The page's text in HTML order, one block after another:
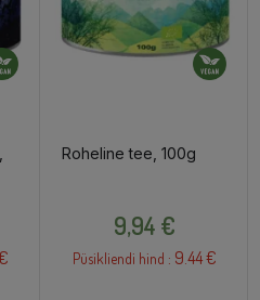
Roheline tee, 100g
9,94 €
Püsikliendi hind : 9.44 €